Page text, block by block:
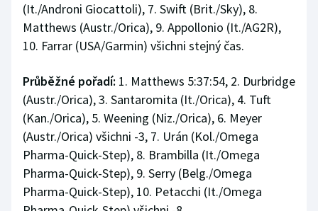
(It./Androni Giocattoli), 7. Swift (Brit./Sky), 8.
Matthews (Austr./Orica), 9. Appollonio (It./AG2R),
10. Farrar (USA/Garmin) všichni stejný čas.
Průběžné pořadí: 1. Matthews 5:37:54, 2. Durbridge
(Austr./Orica), 3. Santaromita (It./Orica), 4. Tuft
(Kan./Orica), 5. Weening (Niz./Orica), 6. Meyer
(Austr./Orica) všichni -3, 7. Urán (Kol./Omega
Pharma-Quick-Step), 8. Brambilla (It./Omega
Pharma-Quick-Step), 9. Serry (Belg./Omega
Pharma-Quick-Step), 10. Petacchi (It./Omega